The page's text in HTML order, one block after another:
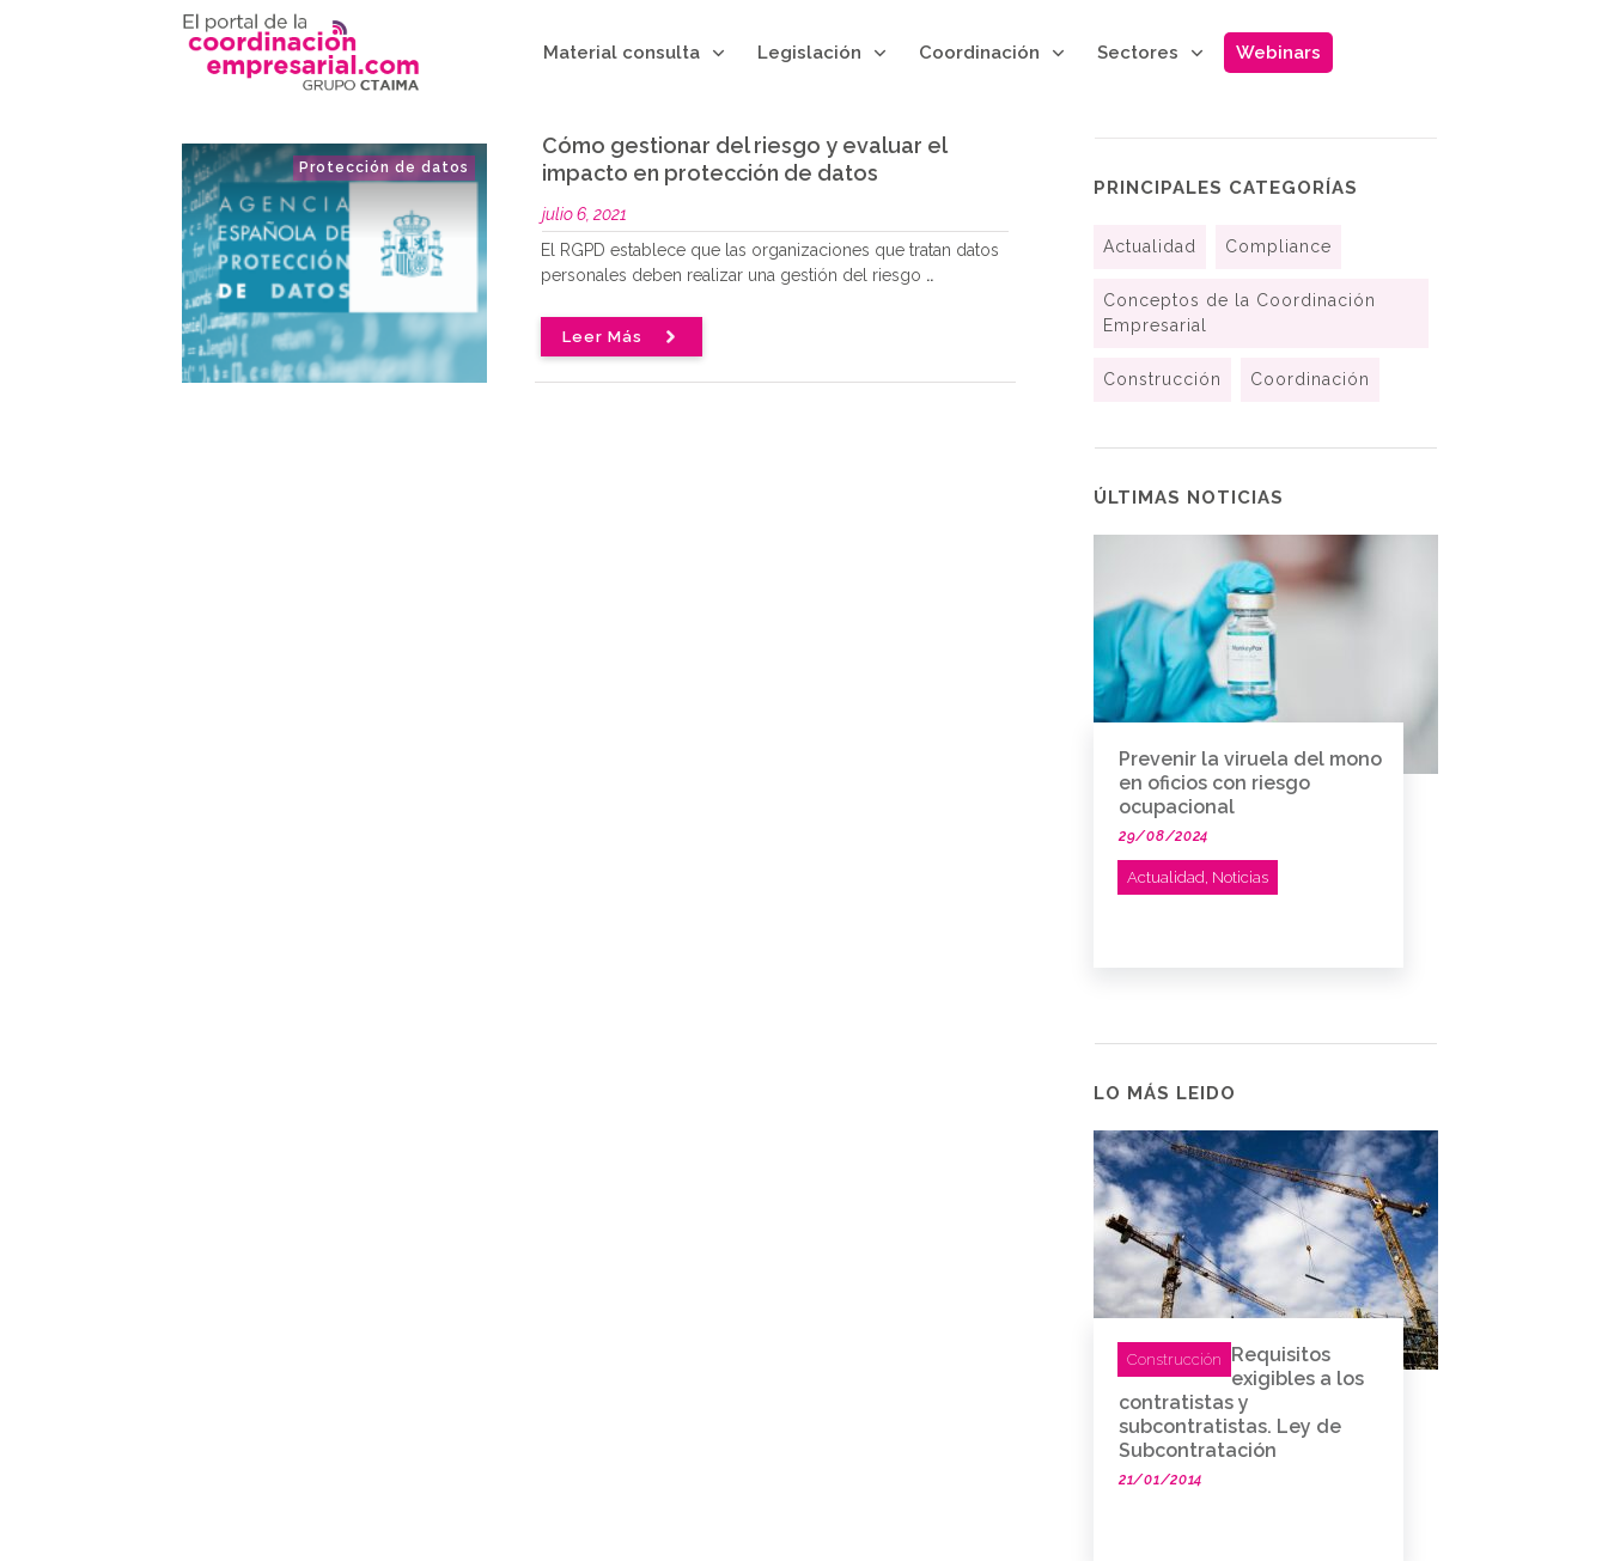
Material consulta Legislación Coordinación Sectores Webinars
Protección de datos
Cómo gestionar del riesgo y evaluar el
impacto en protección de datos
julio 6, 2021
El RGPD establece que las organizaciones que tratan datos
personales deben realizar una gestión del riesgo ..
Leer Más
PRINCIPALES CATEGORÍAS
Actualidad Compliance
Conceptos de la Coordinación
Empresarial
Construcción Coordinación
ÚLTIMAS NOTICIAS
Prevenir la viruela del mono
en oficios con riesgo
ocupacional
29/08/2024
Actualidad Noticias
LO MÁS LEIDO
Construcción
Requisitos
exigibles a los
contratistas y
subcontratistas. Ley de
Subcontratación
21/01/2014